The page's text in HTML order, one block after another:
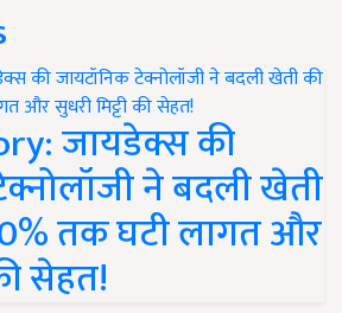
जायडेक्स की
ने बदली खेती
तक घटी लागत और
सेहत!